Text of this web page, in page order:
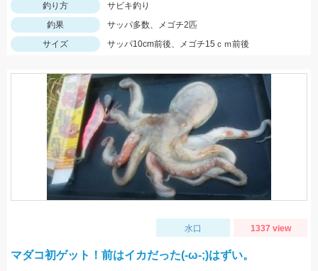
釣り方
サビキ釣り
釣果
サッパ多数、メゴチ2匹
サイズ
サッパ10cm前後、メゴチ15ｃｍ前後
水口 1337 view
マダコ初ゲット！前はイカだった(-ω-;)はずい。